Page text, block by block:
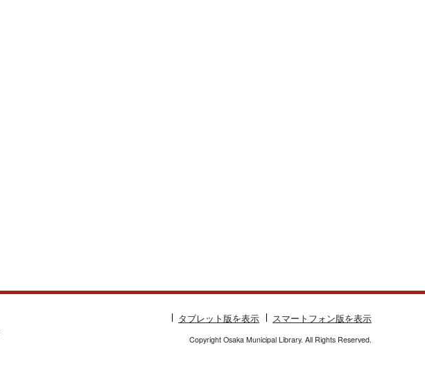
タブレット版を表示 スマートフォン版を表示
Copyright Osaka Municipal Library. All Rights Reserved.